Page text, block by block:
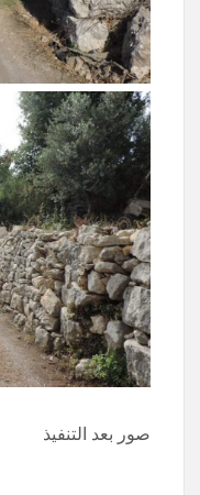
صور بعد التنفيذ